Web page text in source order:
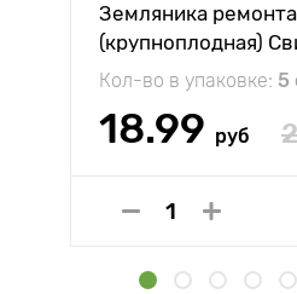
Земляника
(крупноплодная)
Кол-во в упаковке: 5
18.99 руб